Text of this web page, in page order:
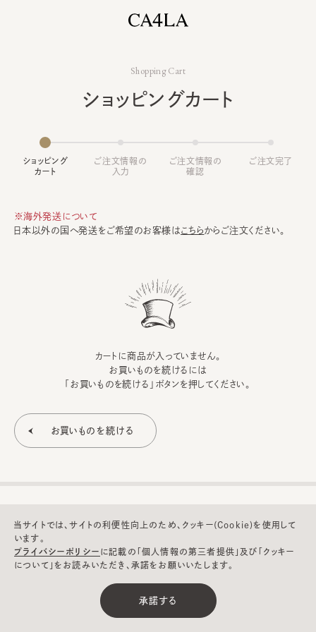
Shopping Cart
ショッピングカート
ショッピング
カート
ご注文情報の
入力
ご注文情報の
確認
ご注文完了
※海外発送について
日本以外の国へ発送をご希望のお客様はこちらからご注文ください。
カートに商品が入っていません。
お買いものを続けるには
「お買いものを続ける」ボタンを押してください。
©CA4LA INC. All Rights Reserved.
当サイトでは、サイトの利便性向上のため、クッキー(Cookie)を使用して
います。
プライバシーポリシー に記載の「個人情報の第三者提供」及び「クッキー
について」をお読みいただき、承諾をお願いいたします。
承諾する